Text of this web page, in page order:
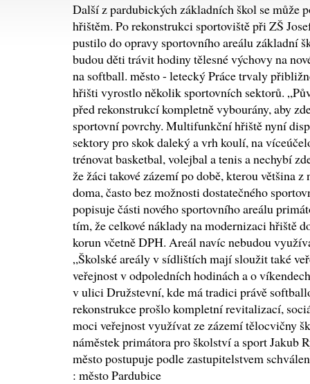
Další z pardubických základních škol se může
hřištěm. Po rekonstrukci sportoviště při ZŠ
pustilo do opravy sportovního areálu základní
budou děti trávit hodiny tělesné výchovy na
na softball. město - letecký Práce trvaly
hřišti vyrostlo několik sportovních sektorů.
před rekonstrukcí kompletně vybourány, aby
sportovní povrchy. Multifunkční hřiště nyní
sektory pro skok daleký a vrh koulí, na
trénovat basketbal, volejbal a tenis a nechybí
že žáci takové zázemí po době, kterou většina
doma, často bez možnosti dostatečného
popisuje části nového sportovního areálu
tím, že celkové náklady na modernizaci hřiště
korun včetně DPH. Areál navíc nebudou
„Školské areály v sídlištích mají sloužit také
veřejnost v odpoledních hodinách a o
v ulici Družstevní, kde má tradici právě
rekonstrukce prošlo kompletní revitalizací,
moci veřejnost využívat ze zázemí tělocvičny
náměstek primátora pro školství a sport Jakub
město postupuje podle zastupitelstvem
: město Pardubice